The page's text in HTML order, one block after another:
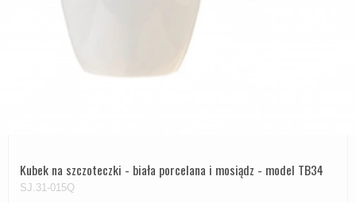
Kubek na szczoteczki - biała porcelana i mosiądz - model TB34
SJ.31-015Q